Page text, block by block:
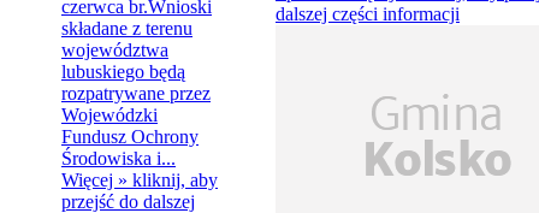
czerwca br.Wnioski
składane z terenu
województwa
lubuskiego będą
rozpatrywane przez
Wojewódzki
Fundusz Ochrony
Środowiska i...
Więcej » kliknij, aby
przejść do dalszej
dalszej części informacji